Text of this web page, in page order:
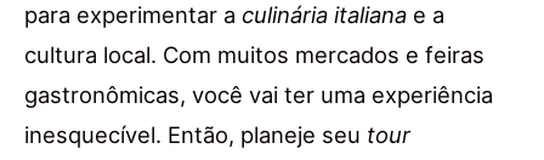
para experimentar a culinária italiana e a
cultura local. Com muitos mercados e feiras
gastronômicas, você vai ter uma experiência
inesquecível. Então, planeje seu tour